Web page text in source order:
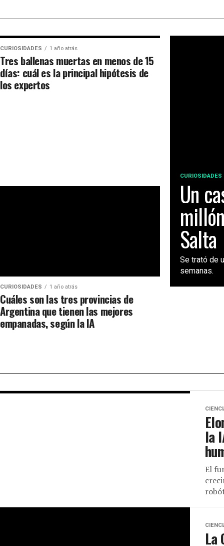
CURIOSIDADES
Un
Salta
Se trató de
semanas.
CURIOSIDADES 1 año atrás
Tres ballenas muertas en menos de 15
días: cuál es la principal hipótesis de
los expertos
CURIOSIDADES 1 año atrás
Cuáles son las tres provincias de
Argentina que tienen las mejores
empanadas, según la IA
la
El
La